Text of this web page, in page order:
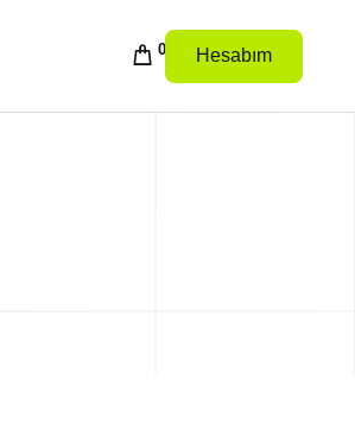
0 Hesabım